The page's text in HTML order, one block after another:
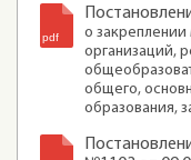
о закреплении
организаций,
общего,
образования,